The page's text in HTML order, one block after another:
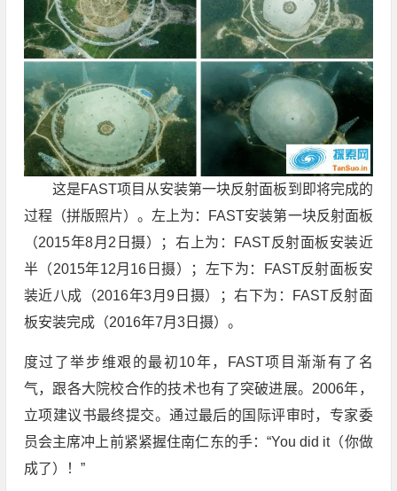
这是FAST项目从安装第一块反射面板到即将完成的
过程（拼版照片）。左上为：FAST安装第一块反射面板
（2015年8月2日摄）；右上为：FAST反射面板安装近
半（2015年12月16日摄）；左下为：FAST反射面板安
装近八成（2016年3月9日摄）；右下为：FAST反射面
板安装完成（2016年7月3日摄）。
度过了举步维艰的最初10年，FAST项目渐渐有了名
气，跟各大院校合作的技术也有了突破进展。2006年，
立项建议书最终提交。通过最后的国际评审时，专家委
员会主席冲上前紧紧握住南仁东的手：“You did it（你做
成了）！”